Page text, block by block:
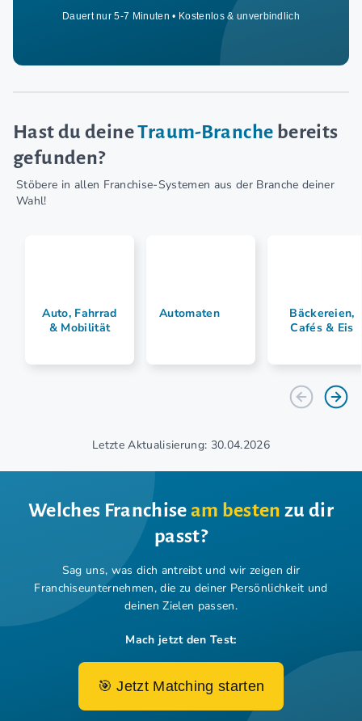
Dauert nur 5-7 Minuten • Kostenlos & unverbindlich
Hast du deineTraum-Branche bereits
gefunden?
Stöbere in allen Franchise-Systemen aus der Branche deiner
Wahl!
Auto, Fahrrad
& Mobilität
Automaten
Bäckereien,
Cafés & Eis
Letzte Aktualisierung: 30.04.2026
Welches Franchiseam besten zu dir
passt?
Sag uns, was dich antreibt und wir zeigen dir
Franchiseunternehmen, die zu deiner Persönlichkeit und
deinen Zielen passen.
Mach jetzt den Test:
🎯 Jetzt Matching starten